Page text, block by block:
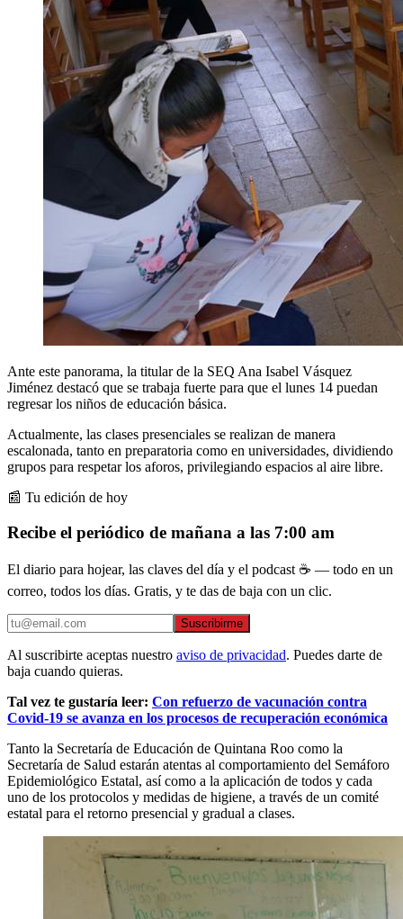
Ante este panorama, la titular de la SEQ Ana Isabel Vásquez
Jiménez destacó que se trabaja fuerte para que el lunes 14 puedan
regresar los niños de educación básica.
Actualmente, las clases presenciales se realizan de manera
escalonada, tanto en preparatoria como en universidades, dividiendo
grupos para respetar los aforos, privilegiando espacios al aire libre.
📰 Tu edición de hoy
Recibe el periódico de mañana a las 7:00 am
El diario para hojear, las claves del día y el podcast ☕ — todo en un
correo, todos los días. Gratis, y te das de baja con un clic.
Suscribirme
Al suscribirte aceptas nuestro aviso de privacidad. Puedes darte de
baja cuando quieras.
Tal vez te gustaría leer: Con refuerzo de vacunación contra
Covid-19 se avanza en los procesos de recuperación económica
Tanto la Secretaría de Educación de Quintana Roo como la
Secretaría de Salud estarán atentas al comportamiento del Semáforo
Epidemiológico Estatal, así como a la aplicación de todos y cada
uno de los protocolos y medidas de higiene, a través de un comité
estatal para el retorno presencial y gradual a clases.